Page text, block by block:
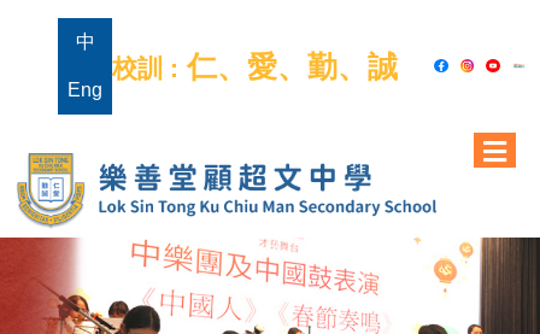
中
Eng
校訓 : 仁、愛、勤、誠